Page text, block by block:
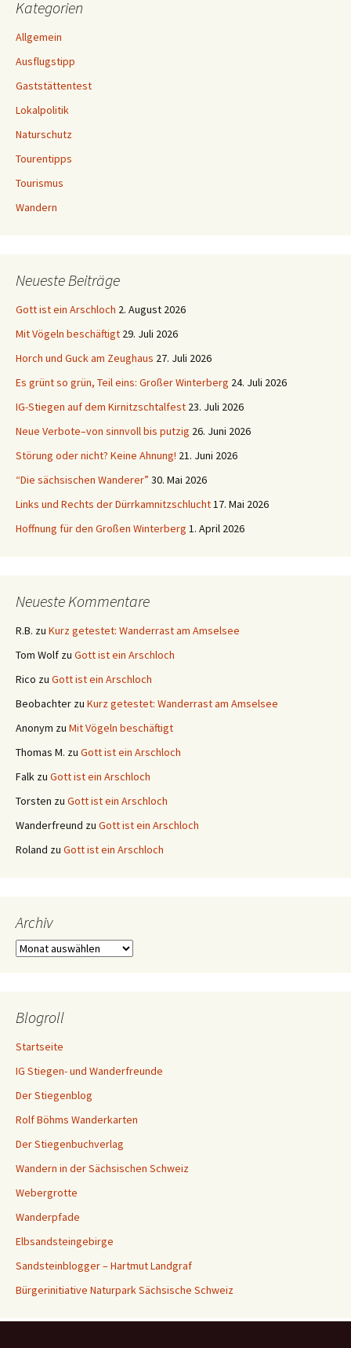
Kategorien
Allgemein
Ausflugstipp
Gaststättentest
Lokalpolitik
Naturschutz
Tourentipps
Tourismus
Wandern
Neueste Beiträge
Gott ist ein Arschloch 2. August 2026
Mit Vögeln beschäftigt 29. Juli 2026
Horch und Guck am Zeughaus 27. Juli 2026
Es grünt so grün, Teil eins: Großer Winterberg 24. Juli 2026
IG-Stiegen auf dem Kirnitzschtalfest 23. Juli 2026
Neue Verbote–von sinnvoll bis putzig 26. Juni 2026
Störung oder nicht? Keine Ahnung! 21. Juni 2026
“Die sächsischen Wanderer” 30. Mai 2026
Links und Rechts der Dürrkamnitzschlucht17. Mai 2026
Hoffnung für den Großen Winterberg 1. April 2026
Neueste Kommentare
R.B. zu Kurz getestet: Wanderrast am Amselsee
Tom Wolf zu Gott ist ein Arschloch
Rico zu Gott ist ein Arschloch
Beobachter zu Kurz getestet: Wanderrast am Amselsee
Anonym zu Mit Vögeln beschäftigt
Thomas M. zu Gott ist ein Arschloch
Falk zu Gott ist ein Arschloch
Torsten zu Gott ist ein Arschloch
Wanderfreund zu Gott ist ein Arschloch
Roland zu Gott ist ein Arschloch
Archiv
Archiv
Blogroll
Startseite
IG Stiegen- und Wanderfreunde
Der Stiegenblog
Rolf Böhms Wanderkarten
Der Stiegenbuchverlag
Wandern in der Sächsischen Schweiz
Webergrotte
Wanderpfade
Elbsandsteingebirge
Sandsteinblogger – Hartmut Landgraf
Bürgerinitiative Naturpark Sächsische Schweiz